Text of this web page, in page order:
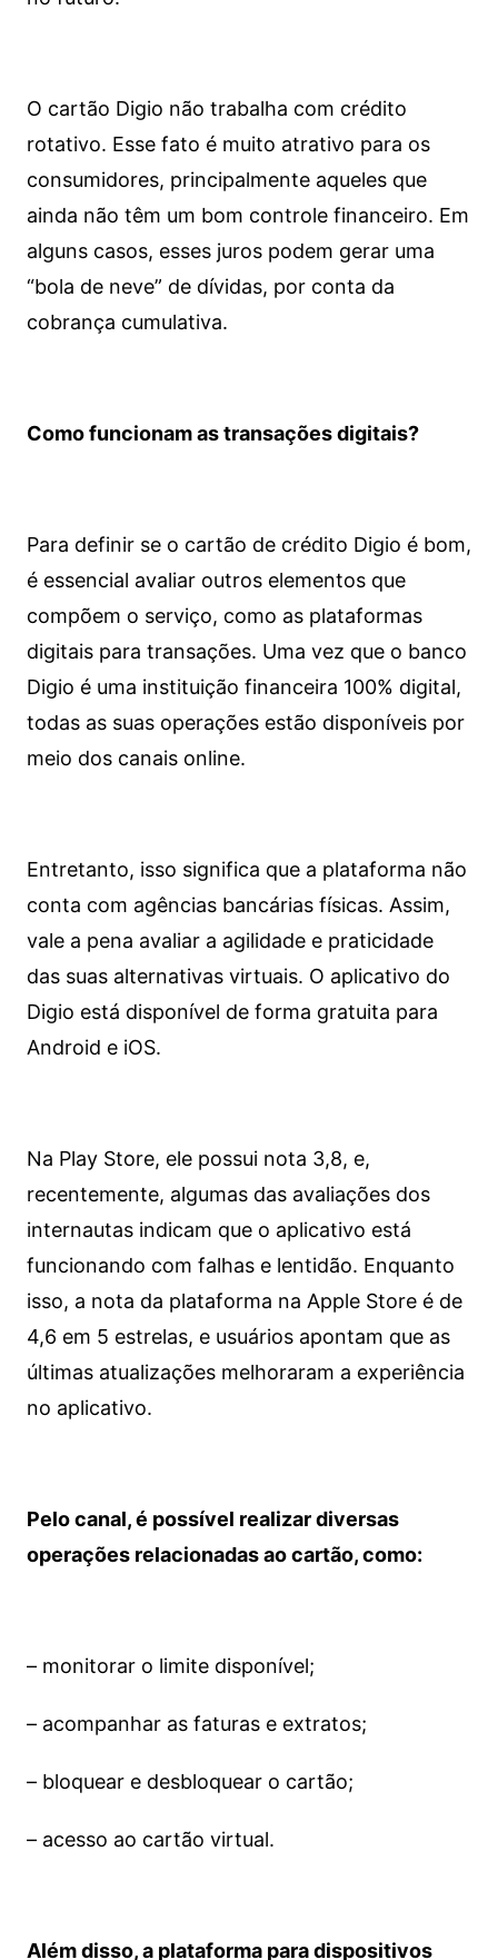
O cartão Digio não trabalha com crédito
rotativo. Esse fato é muito atrativo para os
consumidores, principalmente aqueles que
ainda não têm um bom controle financeiro. Em
alguns casos, esses juros podem gerar uma
“bola de neve” de dívidas, por conta da
cobrança cumulativa.
Como funcionam as transações digitais?
Para definir se o cartão de crédito Digio é bom,
é essencial avaliar outros elementos que
compõem o serviço, como as plataformas
digitais para transações. Uma vez que o banco
Digio é uma instituição financeira 100% digital,
todas as suas operações estão disponíveis por
meio dos canais online.
Entretanto, isso significa que a plataforma não
conta com agências bancárias físicas. Assim,
vale a pena avaliar a agilidade e praticidade
das suas alternativas virtuais. O aplicativo do
Digio está disponível de forma gratuita para
Android e iOS.
Na Play Store, ele possui nota 3,8, e,
recentemente, algumas das avaliações dos
internautas indicam que o aplicativo está
funcionando com falhas e lentidão. Enquanto
isso, a nota da plataforma na Apple Store é de
4,6 em 5 estrelas, e usuários apontam que as
últimas atualizações melhoraram a experiência
no aplicativo.
Pelo canal, é possível realizar diversas
operações relacionadas ao cartão, como:
– monitorar o limite disponível;
– acompanhar as faturas e extratos;
– bloquear e desbloquear o cartão;
– acesso ao cartão virtual.
Além disso, a plataforma para dispositivos